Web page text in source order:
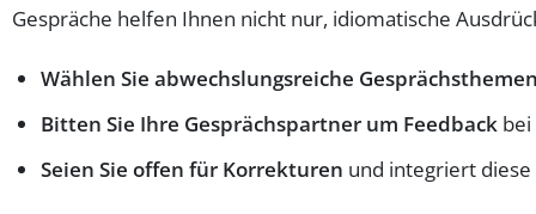
Gespräche helfen Ihnen nicht nur, idiomatische
Wählen Sie abwechslungsreiche
Bitten Sie Ihre Gesprächspartner um Feedback
Seien Sie offen für Korrekturen und integriert